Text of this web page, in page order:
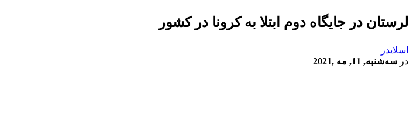
لرستان در جایگاه دوم ابتلا به کرونا در کشور
اسلایدر
در سه‌شنبه, 11, مه ,2021